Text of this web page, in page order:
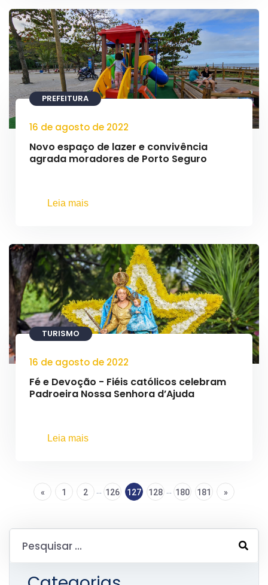
PREFEITURA
16 de agosto de 2022
Novo espaço de lazer e convivência
agrada moradores de Porto Seguro
Leia mais
TURISMO
16 de agosto de 2022
Fé e Devoção - Fiéis católicos celebram
Padroeira Nossa Senhora d’Ajuda
Leia mais
« 1 2 ... 126 127 128 ... 180 181 »